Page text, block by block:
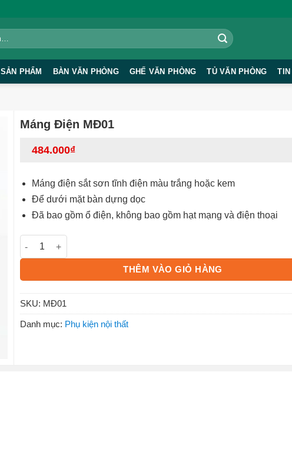
SẢN PHẨM BÀN VĂN PHÒNG GHẾ VĂN PHÒNG TỦ VĂN PHÒNG
Máng Điện MĐ01
484.000₫
Máng điện sắt sơn tĩnh điện màu trắng hoặc kem
Để dưới mặt bàn dựng dọc
Đã bao gồm ổ điện, không bao gồm hạt mạng và điện thoại
Máng Điện MĐ01 số lượng
THÊM VÀO GIỎ HÀNG
SKU: MĐ01
Danh mục: Phụ kiện nội thất